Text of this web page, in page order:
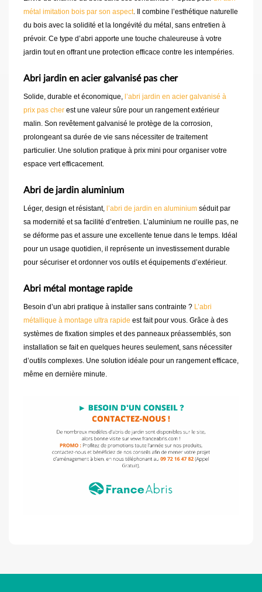
métal imitation bois par son aspect. Il combine l’esthétique naturelle
du bois avec la solidité et la longévité du métal, sans entretien à
prévoir. Ce type d’abri apporte une touche chaleureuse à votre
jardin tout en offrant une protection efficace contre les intempéries.
Abri jardin en acier galvanisé pas cher
Solide, durable et économique, l’abri jardin en acier galvanisé à
prix pas cher est une valeur sûre pour un rangement extérieur
malin. Son revêtement galvanisé le protège de la corrosion,
prolongeant sa durée de vie sans nécessiter de traitement
particulier. Une solution pratique à prix mini pour organiser votre
espace vert efficacement.
Abri de jardin aluminium
Léger, design et résistant, l’abri de jardin en aluminium séduit par
sa modernité et sa facilité d’entretien. L’aluminium ne rouille pas, ne
se déforme pas et assure une excellente tenue dans le temps. Idéal
pour un usage quotidien, il représente un investissement durable
pour sécuriser et ordonner vos outils et équipements d’extérieur.
Abri métal montage rapide
Besoin d’un abri pratique à installer sans contrainte ? L’abri
métallique à montage ultra rapide est fait pour vous. Grâce à des
systèmes de fixation simples et des panneaux préassemblés, son
installation se fait en quelques heures seulement, sans nécessiter
d’outils complexes. Une solution idéale pour un rangement efficace,
même en dernière minute.